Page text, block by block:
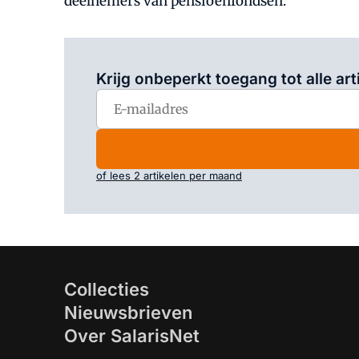
Krijg onbeperkt toegang tot alle
of lees 2 artikelen per maand
Collecties
Nieuwsbrieven
Over SalarisNet